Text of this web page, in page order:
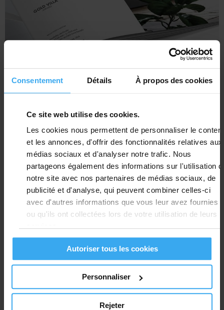
Consentement Détails À propos des cookies
Ce site web utilise des cookies.
Les cookies nous permettent de personnaliser le
et les annonces, d'offrir des fonctionnalités relatives aux
médias sociaux et d'analyser notre trafic. Nous
partageons également des informations sur l'utilisation
notre site avec nos partenaires de médias sociaux, de
publicité et d'analyse, qui peuvent combiner celles-ci
avec d'autres informations que vous leur avez fournies
ou qu'ils ont collectées lors de votre utilisation de leurs
Autoriser tous les cookies
Personnaliser
Rejeter
MANUELS ET INSTRUCTIONS